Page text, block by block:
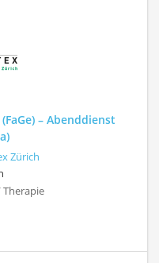
– Abenddienst
Zürich
Therapie